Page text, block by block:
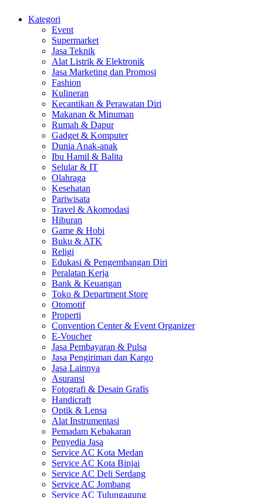
Kategori
Event
Supermarket
Jasa Teknik
Alat Listrik & Elektronik
Jasa Marketing dan Promosi
Fashion
Kulineran
Kecantikan & Perawatan Diri
Makanan & Minuman
Rumah & Dapur
Gadget & Komputer
Dunia Anak-anak
Ibu Hamil & Balita
Selular & IT
Olahraga
Kesehatan
Pariwisata
Travel & Akomodasi
Hiburan
Game & Hobi
Buku & ATK
Religi
Edukasi & Pengembangan Diri
Peralatan Kerja
Bank & Keuangan
Toko & Department Store
Otomotif
Properti
Convention Center & Event Organizer
E-Voucher
Jasa Pembayaran & Pulsa
Jasa Pengiriman dan Kargo
Jasa Lainnya
Asuransi
Fotografi & Desain Grafis
Handicraft
Optik & Lensa
Alat Instrumentasi
Pemadam Kebakaran
Penyedia Jasa
Service AC Kota Medan
Service AC Kota Binjai
Service AC Deli Serdang
Service AC Jombang
Service AC Tulungagung